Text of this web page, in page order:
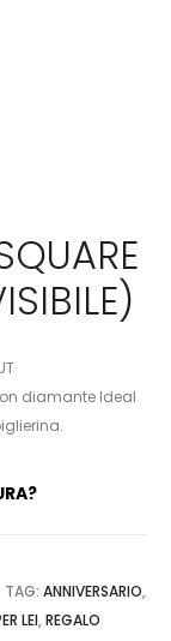
diamante Ideal
TAG: ANNIVERSARIO,
LEI, REGALO